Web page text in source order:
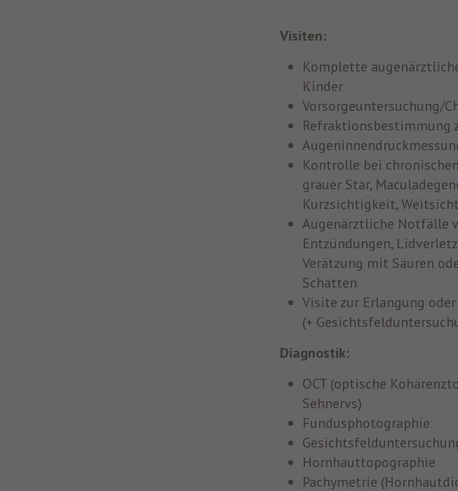
Visiten:
Komplette
Kinder
Vorsorgeuntersuchung/
Refraktionsbestimmung
Kontrolle bei
grauer Star,
Kurzsichtigkeit,
Augenärztliche Notfälle
Entzündungen,
Verätzung mit Säuren
Schatten
Visite zur Erlangung
(+
Diagnostik:
OCT (optische
Sehnervs)
Fundusphotographie
Hornhauttopographie
Pachymetrie